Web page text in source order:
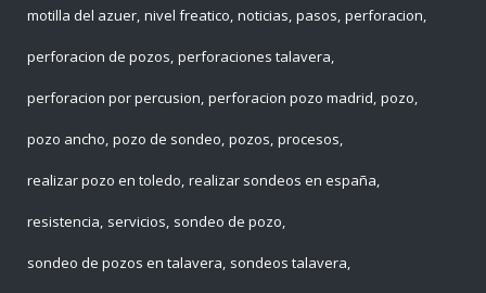
motilla del azuer nivel freatico noticias pasos perforacion
perforacion de pozos perforaciones talavera
perforacion por percusion perforacion pozo madrid pozo
pozo ancho pozo de sondeo pozos procesos
realizar pozo en toledo realizar sondeos en españa
resistencia servicios sondeo de pozo
sondeo de pozos en talavera sondeos talavera